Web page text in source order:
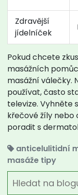
Zdravější
jídelníček
Pokud chcete
masážních
masážní válečky.
používat, často
televize. Vyhněte
křečové žíly nebo
poradit s
anticelulitidní
masáže tipy